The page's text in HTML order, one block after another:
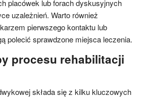
placówek lub forach dyskusyjnych
uzależnień. Warto również
pierwszego kontaktu lub
polecić sprawdzone miejsca leczenia.
procesu rehabilitacji
składa się z kilku kluczowych